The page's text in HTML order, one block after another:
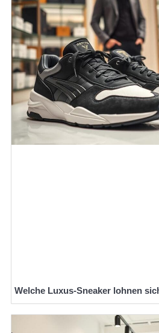
Welche Luxus-Sneaker lohnen